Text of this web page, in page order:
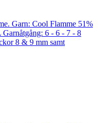
Garn: Cool Flamme 51%
6 - 6 - 7 - 8
8 & 9 mm samt